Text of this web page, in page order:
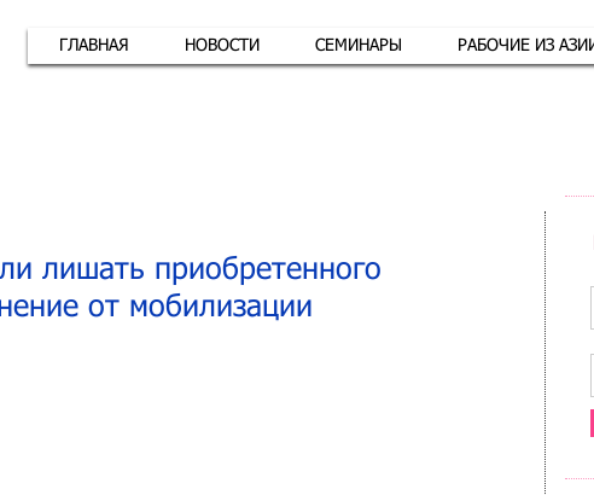
ГЛАВНАЯ НОВОСТИ СЕМИНАРЫ РАБОЧИЕ ИЗ
лишать приобретенного
от мобилизации